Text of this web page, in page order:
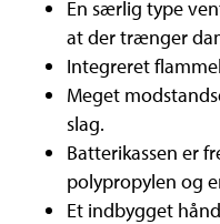
En særlig type
at der trænger
Integreret
Meget
slag.
Batterikassen er
polypropylen og
Et indbygget